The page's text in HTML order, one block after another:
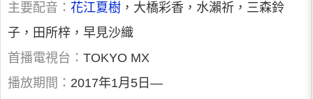
主要配音： 花江夏樹 ，大橋彩香，水瀨祈，三森鈴
子，田所梓，早見沙織
首播電視台： TOKYO MX
播放期間： 2017年1月5日—